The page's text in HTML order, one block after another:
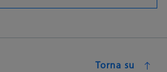
Torna su